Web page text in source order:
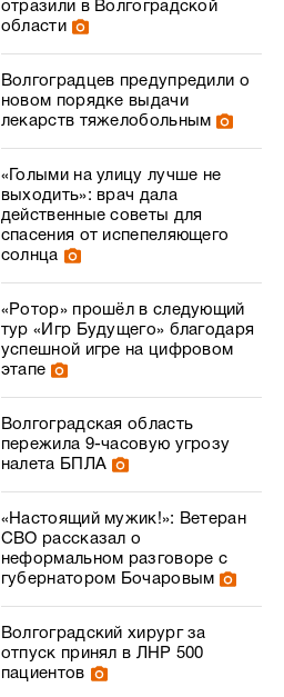
отразили в Волгоградской
области
Волгоградцев предупредили о
новом порядке выдачи
лекарств тяжелобольным
«Голыми на улицу лучше не
выходить»: врач дала
действенные советы для
спасения от испепеляющего
солнца
«Ротор» прошёл в следующий
тур «Игр Будущего» благодаря
успешной игре на цифровом
этапе
Волгоградская область
пережила 9-часовую угрозу
налета БПЛА
«Настоящий мужик!»: Ветеран
СВО рассказал о
неформальном разговоре с
губернатором Бочаровым
Волгоградский хирург за
отпуск принял в ЛНР 500
пациентов